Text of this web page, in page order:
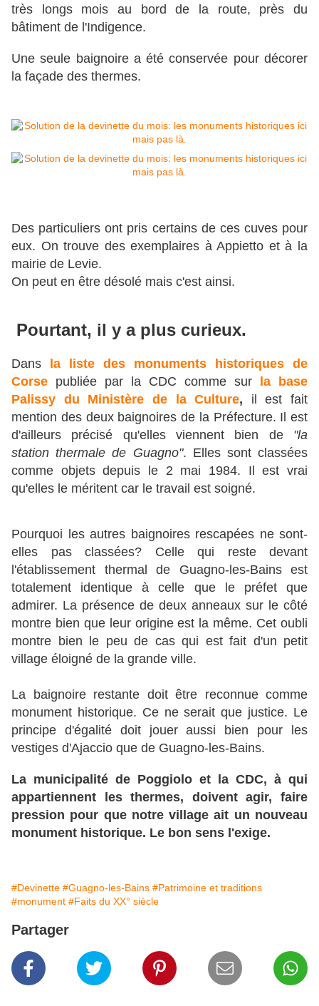
très longs mois au bord de la route, près du
bâtiment de l'Indigence.
Une seule baignoire a été conservée pour décorer
la façade des thermes.
Des particuliers ont pris certains de ces cuves pour
eux. On trouve des exemplaires à Appietto et à la
mairie de Levie.
On peut en être désolé mais c'est ainsi.
Pourtant, il y a plus curieux.
Dans
la liste des monuments historiques de
Corse publiée par la CDC comme sur
la base
Palissy du Ministère de la Culture, il est fait
mention des deux baignoires de la Préfecture. Il est
d'ailleurs précisé qu'elles viennent bien de "la
station thermale de Guagno". Elles sont classées
comme objets depuis le 2 mai 1984. Il est vrai
qu'elles le méritent car le travail est soigné.
Pourquoi les autres baignoires rescapées ne sont-
elles pas classées? Celle qui reste devant
l'établissement thermal de Guagno-les-Bains est
totalement identique à celle que le préfet que
admirer. La présence de deux anneaux sur le côté
montre bien que leur origine est la même. Cet oubli
montre bien le peu de cas qui est fait d'un petit
village éloigné de la grande ville.
La baignoire restante doit être reconnue comme
monument historique. Ce ne serait que justice. Le
principe d'égalité doit jouer aussi bien pour les
vestiges d'Ajaccio que de Guagno-les-Bains.
La municipalité de Poggiolo et la CDC, à qui
appartiennent les thermes, doivent agir, faire
pression pour que notre village ait un nouveau
monument historique. Le bon sens l'exige.
#Devinette #Guagno-les-Bains #Patrimoine et traditions
#monument #Faits du XX° siècle
Partager